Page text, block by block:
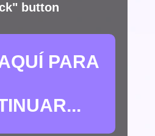
button
PARA